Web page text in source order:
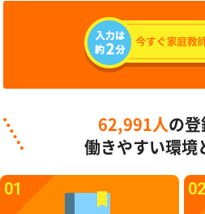
62,991人 の登
働きやすい環境
01 02